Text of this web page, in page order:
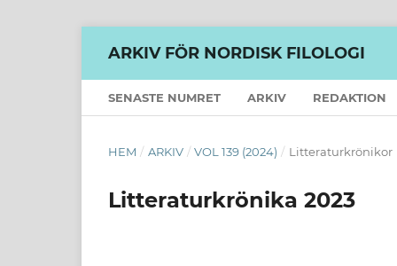
ARKIV FÖR NORDISK FILOLOGI
SENASTE NUMRET ARKIV REDAKTION
HEM / ARKIV / VOL 139 (2024) / Litteraturkrönikor
Litteraturkrönika 2023